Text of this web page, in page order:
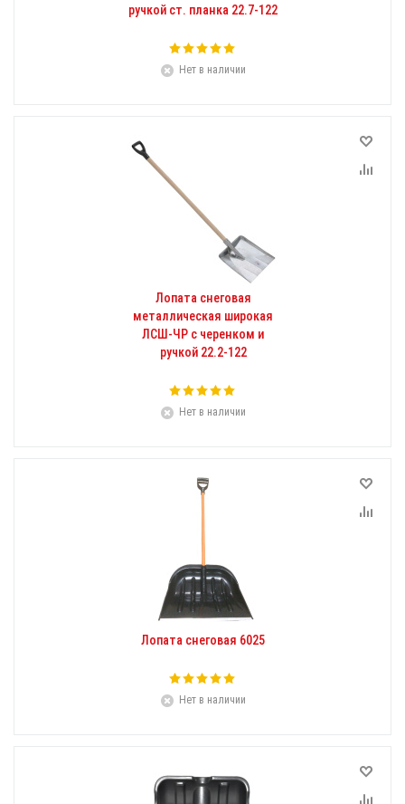
ручкой ст. планка 22.7-122
Нет в наличии
Лопата снеговая
металлическая широкая
ЛСШ-ЧР с черенком и
ручкой 22.2-122
Нет в наличии
Лопата снеговая 6025
Нет в наличии